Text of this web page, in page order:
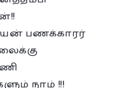
பணக்காரர்